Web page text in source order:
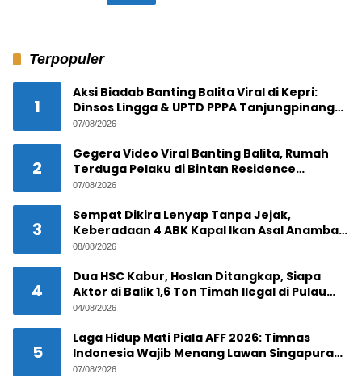
Terpopuler
1
Aksi Biadab Banting Balita Viral di Kepri:
Dinsos Lingga & UPTD PPPA Tanjungpinang
Lacak Pelaku
07/08/2026
2
Gegera Video Viral Banting Balita, Rumah
Terduga Pelaku di Bintan Residence
Tanjungpinang Diserbu Warga
07/08/2026
3
Sempat Dikira Lenyap Tanpa Jejak,
Keberadaan 4 ABK Kapal Ikan Asal Anambas
Akhirnya Terkuak!
08/08/2026
4
Dua HSC Kabur, Hoslan Ditangkap, Siapa
Aktor di Balik 1,6 Ton Timah Ilegal di Pulau
Pekajang ?
04/08/2026
5
Laga Hidup Mati Piala AFF 2026: Timnas
Indonesia Wajib Menang Lawan Singapura
Demi Tiket Semifinal
07/08/2026